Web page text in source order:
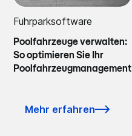
Fuhrparksoftware
Poolfahrzeuge verwalten:
So optimieren Sie Ihr
Poolfahrzeugmanagement
Mehr erfahren